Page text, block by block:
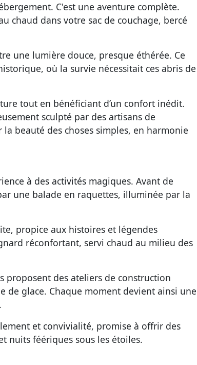
C'est une aventure complète.
chaud dans votre sac de couchage, bercé
une lumière douce, presque éthérée. Ce
où la survie nécessitait ces abris de
tout en bénéficiant d’un confort inédit.
sculpté par des artisans de
beauté des choses simples, en harmonie
à des activités magiques. Avant de
une balade en raquettes, illuminée par la
propice aux histoires et légendes
réconfortant, servi chaud au milieu des
proposent des ateliers de construction
glace. Chaque moment devient ainsi une
et convivialité, promise à offrir des
nuits féériques sous les étoiles.